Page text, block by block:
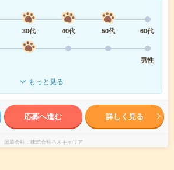
30代 40代 50代
60代
男性
もっと見る
応募へ進む 詳しく見る
派遣会社 株式会社ネオキャリア